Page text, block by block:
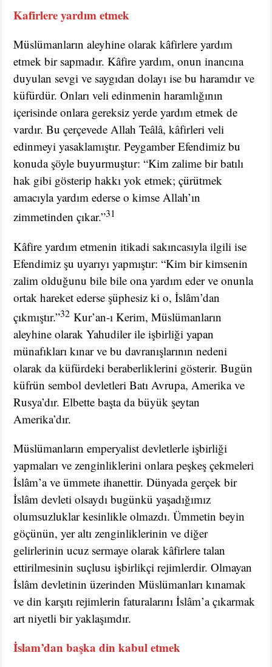
Kafirlere yardım etmek
Müslümanların aleyhine olarak kâfirlere yardım
etmek bir sapmadır. Kâfire yardım, onun inancına
duyulan sevgi ve saygıdan dolayı ise bu haramdır ve
küfürdür. Onları veli edinmenin haramlığının
içerisinde onlara gereksiz yerde yardım etmek de
vardır. Bu çerçevede Allah Teâlâ, kâfirleri veli
edinmeyi yasaklamıştır. Peygamber Efendimiz bu
konuda şöyle buyurmuştur: “Kim zalime bir batılı
hak gibi gösterip hakkı yok etmek; çürütmek
amacıyla yardım ederse o kimse Allah’ın
zimmetinden çıkar.”31
Kâfire yardım etmenin itikadi sakıncasıyla ilgili ise
Efendimiz şu uyarıyı yapmıştır: “Kim bir kimsenin
zalim olduğunu bile bile ona yardım eder ve onunla
ortak hareket ederse şüphesiz ki o, İslâm’dan
çıkmıştır.”32 Kur’an-ı Kerim, Müslümanların
aleyhine olarak Yahudiler ile işbirliği yapan
münafıkları kınar ve bu davranışlarının nedeni
olarak da küfürdeki beraberliklerini gösterir. Bugün
küfrün sembol devletleri Batı Avrupa, Amerika ve
Rusya’dır. Elbette başta da büyük şeytan
Amerika’dır.
Müslümanların emperyalist devletlerle işbirliği
yapmaları ve zenginliklerini onlara peşkeş çekmeleri
İslâm’a ve ümmete ihanettir. Dünyada gerçek bir
İslâm devleti olsaydı bugünkü yaşadığımız
olumsuzluklar kesinlikle olmazdı. Ümmetin beyin
göçünün, yer altı zenginliklerinin ve diğer
gelirlerinin ucuz sermaye olarak kâfirlere talan
ettirilmesinin suçlusu işbirlikçi rejimlerdir. Olmayan
İslâm devletinin üzerinden Müslümanları kınamak
ve din karşıtı rejimlerin faturalarını İslâm’a çıkarmak
art niyetli bir yaklaşımdır.
İslam’dan başka din kabul etmek